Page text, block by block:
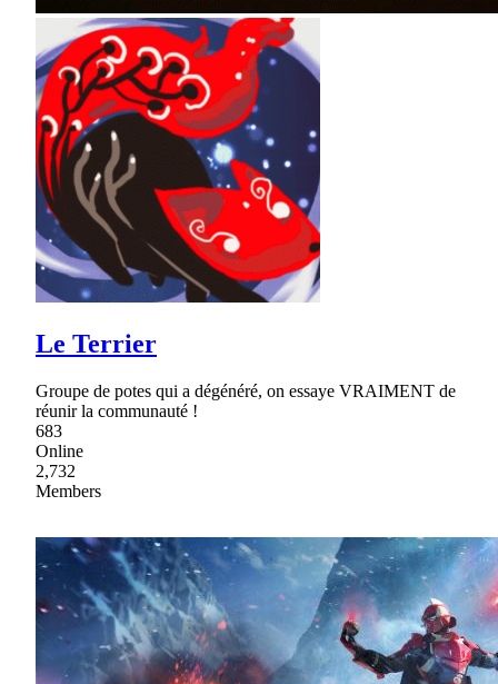
Le Terrier
Groupe de potes qui a dégénéré, on essaye VRAIMENT de
réunir la communauté !
683
Online
2,732
Members